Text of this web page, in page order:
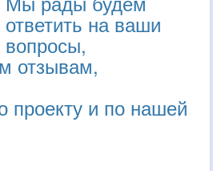
ответить на ваши
вопросы,
отзывам,
проекту и по нашей